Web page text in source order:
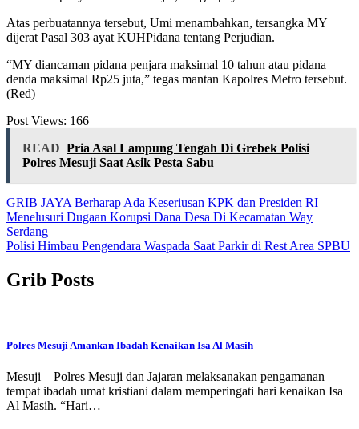
Atas perbuatannya tersebut, Umi menambahkan, tersangka MY
dijerat Pasal 303 ayat KUHPidana tentang Perjudian.
“MY diancaman pidana penjara maksimal 10 tahun atau pidana
denda maksimal Rp25 juta,” tegas mantan Kapolres Metro tersebut.
(Red)
Post Views: 166
READ Pria Asal Lampung Tengah Di Grebek Polisi
Polres Mesuji Saat Asik Pesta Sabu
Navigasi
pos
GRIB JAYA Berharap Ada Keseriusan KPK dan Presiden RI
Menelusuri Dugaan Korupsi Dana Desa Di Kecamatan Way
Serdang
Polisi Himbau Pengendara Waspada Saat Parkir di Rest Area SPBU
Grib Posts
Polres Mesuji Amankan Ibadah Kenaikan Isa Al Masih
Mesuji – Polres Mesuji dan Jajaran melaksanakan pengamanan
tempat ibadah umat kristiani dalam memperingati hari kenaikan Isa
Al Masih. “Hari…